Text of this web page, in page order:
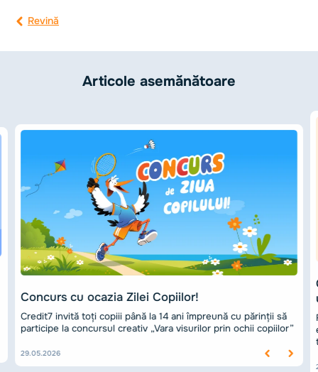
Revină
Articole asemănătoare
Concurs cu ocazia Zilei Copiilor!
Credit7 invită toți copiii până la 14 ani împreună cu părinții să
participe la concursul creativ „Vara visurilor prin ochii copiilor”
29.05.2026